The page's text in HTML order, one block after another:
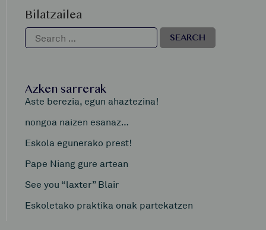
Bilatzailea
Azken sarrerak
Aste berezia, egun ahaztezina!
nongoa naizen esanaz…
Eskola egunerako prest!
Pape Niang gure artean
See you “laxter” Blair
Eskoletako praktika onak partekatzen